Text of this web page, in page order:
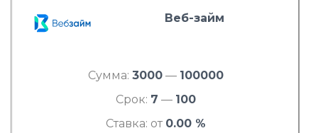
Веб-займ
Сумма: 3000— 100000
Срок: 7 — 100
Ставка: от 0.00 %